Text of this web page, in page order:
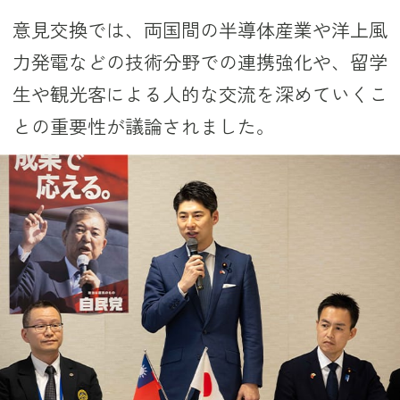
意見交換では、両国間の半導体産業や洋上風
力発電などの技術分野での連携強化や、留学
生や観光客による人的な交流を深めていくこ
との重要性が議論されました。